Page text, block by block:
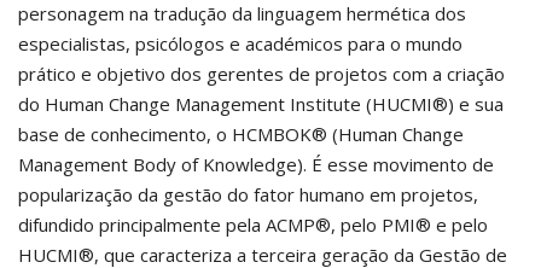
personagem na tradução da linguagem hermética dos
especialistas, psicólogos e académicos para o mundo
prático e objetivo dos gerentes de projetos com a criação
do Human Change Management Institute (HUCMI®) e sua
base de conhecimento, o HCMBOK® (Human Change
Management Body of Knowledge). É esse movimento de
popularização da gestão do fator humano em projetos,
difundido principalmente pela ACMP®, pelo PMI® e pelo
HUCMI®, que caracteriza a terceira geração da Gestão de